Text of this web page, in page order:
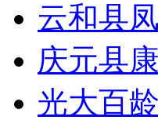
云和县
庆元县
光大百